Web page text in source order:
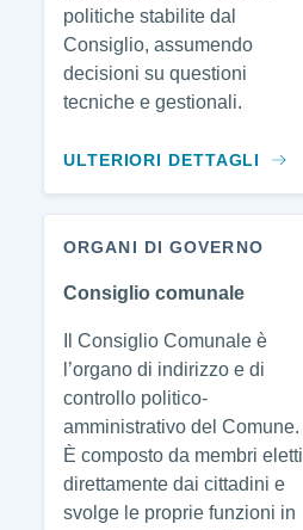
politiche stabilite dal
Consiglio, assumendo
decisioni su questioni
tecniche e gestionali.
ULTERIORI DETTAGLI
ORGANI DI GOVERNO
Consiglio comunale
Il Consiglio Comunale è
l’organo di indirizzo e di
controllo politico-
amministrativo del Comune.
È composto da membri eletti
direttamente dai cittadini e
svolge le proprie funzioni in